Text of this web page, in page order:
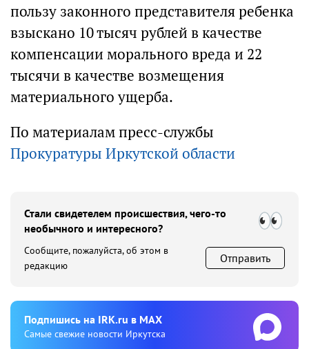
пользу законного представителя ребенка
взыскано 10 тысяч рублей в качестве
компенсации морального вреда и 22
тысячи в качестве возмещения
материального ущерба.
По материалам пресс-службы
Прокуратуры Иркутской области
Стали свидетелем происшествия, чего-то
необычного и интересного?
Сообщите, пожалуйста, об этом в
редакцию
Отправить
Подпишиcь на IRK.ru в MAX
Cамые свежие новости Иркутска